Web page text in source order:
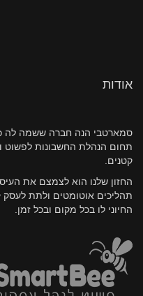
אודות
סמארטבי הנה חברה ששמה לה
תחום הנהלת החשבונות לפשוט
קטנים.
החזון שלנו הוא לצמצם את
תהליכים אוטומטים ולתת
החיוני לו בכל מקום ובכל זמן.